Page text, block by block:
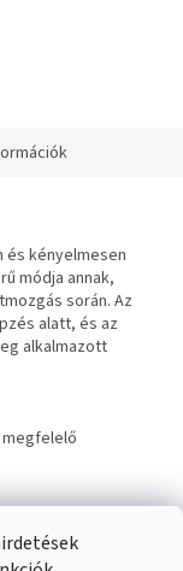
és kényelmesen
módja annak,
során. Az
alatt, és az
alkalmazott
megfelelő